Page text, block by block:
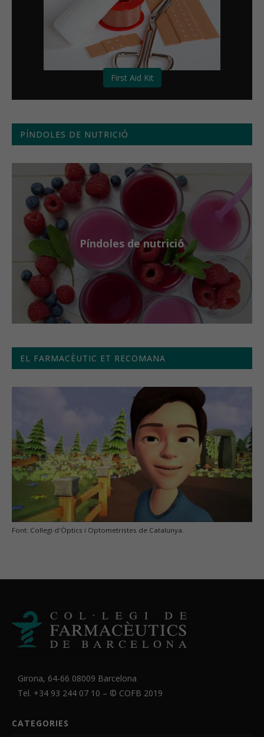
First Aid Kit
PÍNDOLES DE NUTRICIÓ
Píndoles de nutrició
EL FARMACÈUTIC ET RECOMANA
Font: Col·legi d'Òptics i Optometristes de Catalunya.
Girona, 64-66 08009 Barcelona
Tel. +34 93 244 07 10 – © COFB 2019
CATEGORIES